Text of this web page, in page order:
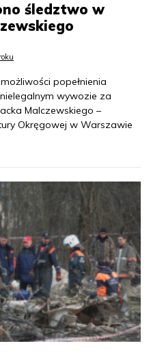
śledztwo w
popełnienia
wywozie za
Malczewskiego –
Okręgowej w Warszawie